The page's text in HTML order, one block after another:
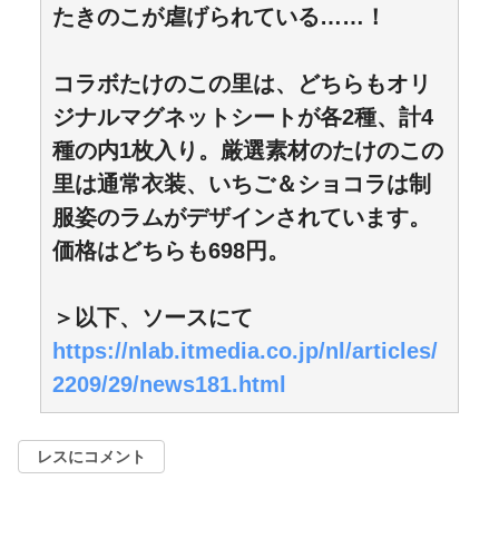
たきのこが虐げられている……！
コラボたけのこの里は、どちらもオリ
ジナルマグネットシートが各2種、計4
種の内1枚入り。厳選素材のたけのこの
里は通常衣装、いちご＆ショコラは制
服姿のラムがデザインされています。
価格はどちらも698円。
＞以下、ソースにて
https://nlab.itmedia.co.jp/nl/articles/
2209/29/news181.html
レスにコメント